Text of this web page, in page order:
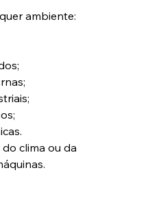
ambiente:
clima ou da